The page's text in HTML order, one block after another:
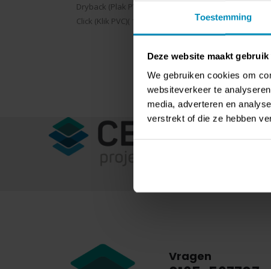
Toestemming
Deze website maakt
We gebruiken cookies om
websiteverkeer te
media, adverteren en
verstrekt of die ze hebben
0%
€ 90,35
Toon
Dryback (Plak PVC)
Click (Klik PVC)
Vragen